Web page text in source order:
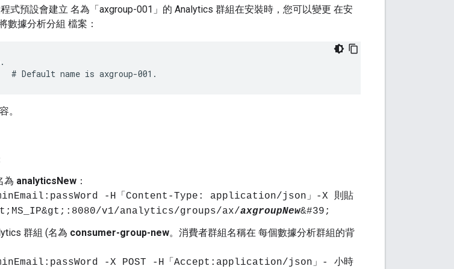
式預設會建立 名為「axgroup-001」的 Analytics 群組在安裝時，您可以變更 在安
數據分析分組 檔案：
# Default name is axgroup-001.
。
為 analyticsNew ：
-H「Content-Type: application/json」-X 則貼
v1/analytics/groups/ax/axgroupNew&#39;
群組 (名為 consumer-group-new。消費者群組名稱在 每個數據分析群組的背
-X POST -H「Accept:application/json」- 小時